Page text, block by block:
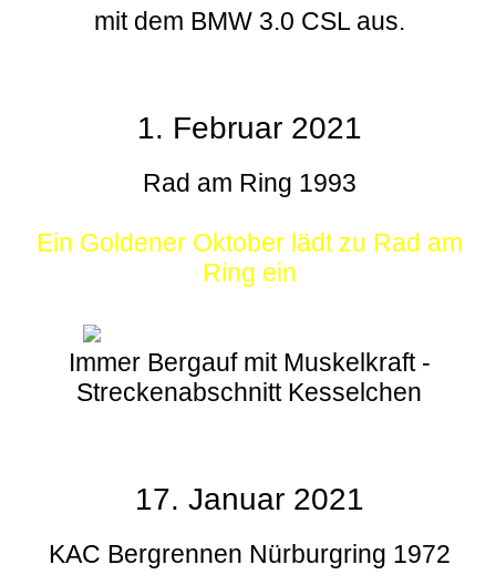
mit dem BMW 3.0 CSL aus.
1. Februar 2021
Rad am Ring 1993
Ein Goldener Oktober lädt zu Rad am
Ring ein
Immer Bergauf mit Muskelkraft -
Streckenabschnitt Kesselchen
17. Januar 2021
KAC Bergrennen Nürburgring 1972